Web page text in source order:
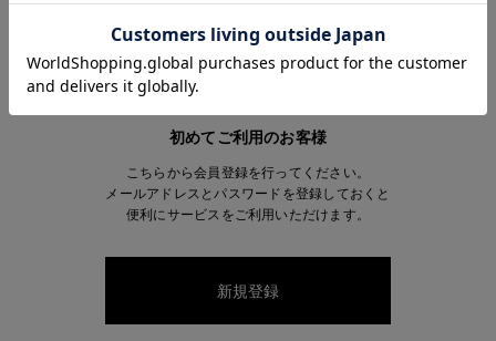
初めてご利用のお客様
こちらから会員登録を行ってください。
メールアドレスとパスワードを登録しておくと
便利にサービスをご利用いただけます。